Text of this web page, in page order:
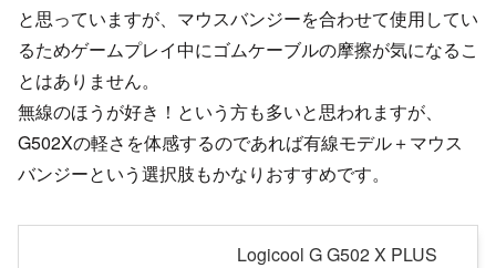
と思っていますが、マウスバンジーを合わせて使用してい
るためゲームプレイ中にゴムケーブルの摩擦が気になるこ
とはありません。
無線のほうが好き！という方も多いと思われますが、
G502Xの軽さを体感するのであれば有線モデル＋マウス
バンジーという選択肢もかなりおすすめです。
Logicool G G502 X PLUS